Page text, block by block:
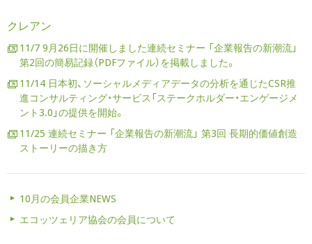
クレアン
11/7 9月26日に開催しました連続セミナー 「企業報告の新潮流」
第2回の簡易記録（PDFファイル）を掲載しました。
11/14 日本初、ソーシャルメディアデータの分析を通じたCSR推
進コンサルティング・サービス「ステークホルダー・エンゲージメ
ント3.0」の提供を開始。
11/25 連続セミナー 「企業報告の新潮流」 第3回 長期的価値創造
ストーリーの描き方
10月の会員企業NEWS
エコッツェリア協会の会員について